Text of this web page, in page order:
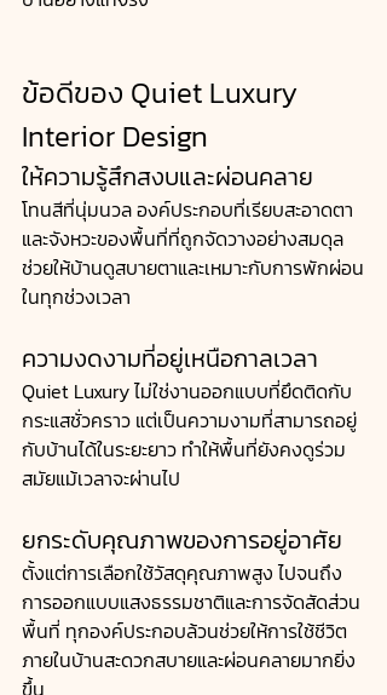
ข้อดีของ Quiet Luxury
Interior Design
ให้ความรู้สึกสงบและผ่อนคลาย
โทนสีที่นุ่มนวล องค์ประกอบที่เรียบสะอาดตา
และจังหวะของพื้นที่ที่ถูกจัดวางอย่างสมดุล
ช่วยให้บ้านดูสบายตาและเหมาะกับการพักผ่อน
ในทุกช่วงเวลา
ความงดงามที่อยู่เหนือกาลเวลา
Quiet Luxury ไม่ใช่งานออกแบบที่ยึดติดกับ
กระแสชั่วคราว แต่เป็นความงามที่สามารถอยู่
กับบ้านได้ในระยะยาว ทำให้พื้นที่ยังคงดูร่วม
สมัยแม้เวลาจะผ่านไป
ยกระดับคุณภาพของการอยู่อาศัย
ตั้งแต่การเลือกใช้วัสดุคุณภาพสูง ไปจนถึง
การออกแบบแสงธรรมชาติและการจัดสัดส่วน
พื้นที่ ทุกองค์ประกอบล้วนช่วยให้การใช้ชีวิต
ภายในบ้านสะดวกสบายและผ่อนคลายมากยิ่ง
ขึ้น